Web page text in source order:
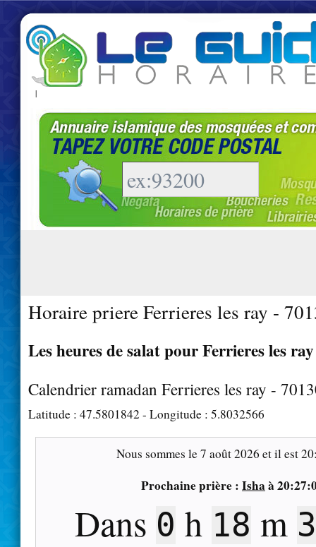
|
Horaire priere Ferrieres les ray -
Les heures de salat pour Ferrieres les
Calendrier ramadan Ferrieres les ray -
Latitude : 47.5801842 - Longitude : 5.8032566
Nous sommes le7 août 2026 et il est
Prochaine prière : Isha à
Dans 0 h 18 m